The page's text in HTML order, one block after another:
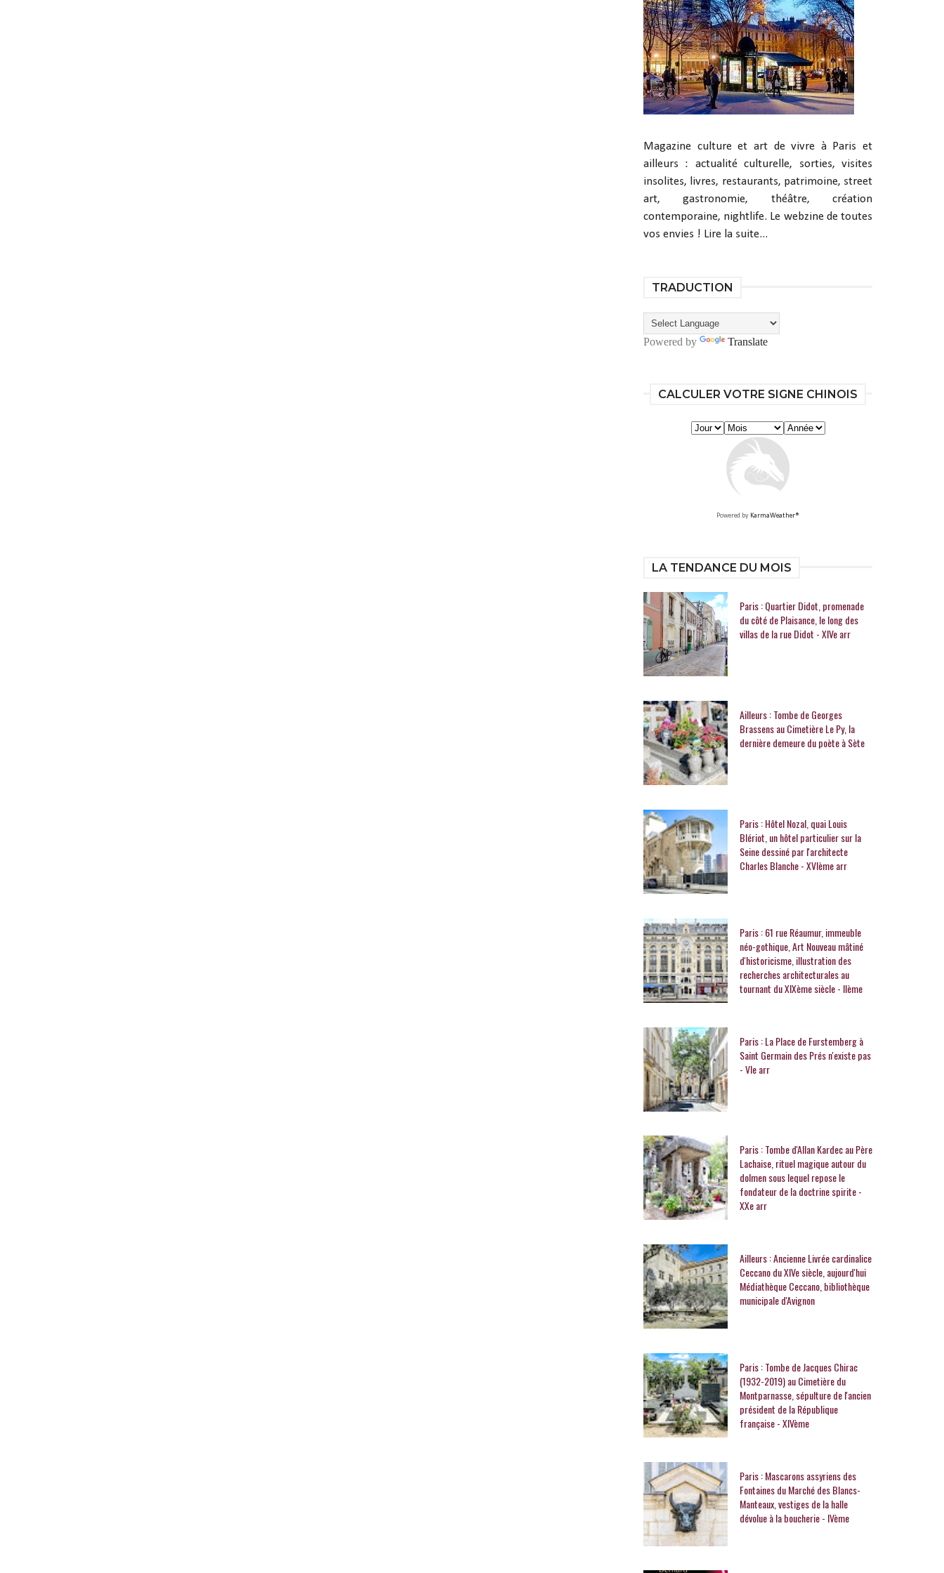
Magazine culture et art de vivre à Paris et
ailleurs : actualité culturelle, sorties, visites
insolites, livres, restaurants, patrimoine, street
art, gastronomie, théâtre, création
contemporaine, nightlife. Le webzine de toutes
vos envies ! Lire la suite...
TRADUCTION
Powered by Translate
CALCULER VOTRE SIGNE CHINOIS
Powered by KarmaWeather®
LA TENDANCE DU MOIS
Paris : Quartier Didot, promenade
du côté de Plaisance, le long des
villas de la rue Didot - XIVe arr
Ailleurs : Tombe de Georges
Brassens au Cimetière Le Py, la
dernière demeure du poète à Sète
Paris : Hôtel Nozal, quai Louis
Blériot, un hôtel particulier sur la
Seine dessiné par l'architecte
Charles Blanche - XVIème arr
Paris : 61 rue Réaumur, immeuble
néo-gothique, Art Nouveau mâtiné
d'historicisme, illustration des
recherches architecturales au
tournant du XIXème siècle - IIème
Paris : La Place de Furstemberg à
Saint Germain des Prés n'existe pas
- VIe arr
Paris : Tombe d'Allan Kardec au Père
Lachaise, rituel magique autour du
dolmen sous lequel repose le
fondateur de la doctrine spirite -
XXe arr
Ailleurs : Ancienne Livrée cardinalice
Ceccano du XIVe siècle, aujourd'hui
Médiathèque Ceccano, bibliothèque
municipale d'Avignon
Paris : Tombe de Jacques Chirac
(1932-2019) au Cimetière du
Montparnasse, sépulture de l'ancien
président de la République
française - XIVème
Paris : Mascarons assyriens des
Fontaines du Marché des Blancs-
Manteaux, vestiges de la halle
dévolue à la boucherie - IVème